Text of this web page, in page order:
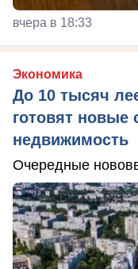
вчера в 18:33
Экономика
До 10 тысяч
готовят новые
недвижимость
Очередные